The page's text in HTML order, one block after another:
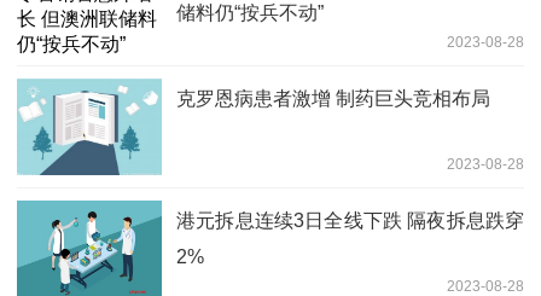
储料仍“按兵不动”
2023-08-28
克罗恩病患者激增 制药巨头竞相布局
2023-08-28
港元拆息连续3日全线下跌 隔夜拆息跌穿
2%
2023-08-28